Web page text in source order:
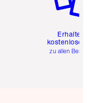
Erhalte
kostenlose
zu allen